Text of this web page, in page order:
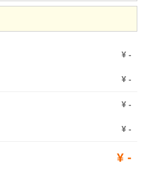
¥ -
¥ -
¥ -
¥ -
¥ -